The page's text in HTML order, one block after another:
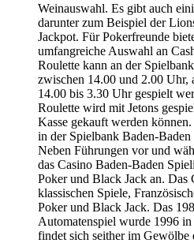
Weinauswahl. Es gibt auch
darunter zum Beispiel der
Jackpot. Für Pokerfreunde
umfangreiche Auswahl an
Roulette kann an der
zwischen 14.00 und 2.00 Uhr,
14.00 bis 3.30 Uhr gespielt
Roulette wird mit Jetons
Kasse gekauft werden
in der Spielbank Baden-Baden
Neben Führungen vor und
das Casino Baden-Baden
Poker und Black Jack an. Das
klassischen Spiele,
Poker und Black Jack. Das
Automatenspiel wurde 1996
findet sich seither im Gewölbe